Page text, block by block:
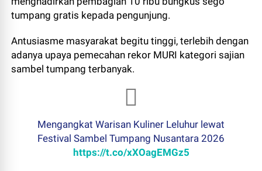
tumpang gratis kepada pengunjung.
Antusiasme masyarakat begitu tinggi, terlebih dengan
adanya upaya pemecahan rekor MURI kategori sajian
sambel tumpang terbanyak.
Mengangkat Warisan Kuliner Leluhur lewat
Festival Sambel Tumpang Nusantara 2026
https://t.co/xXOagEMGz5